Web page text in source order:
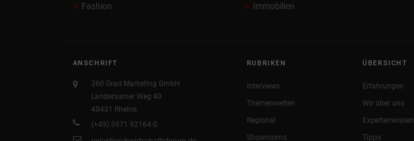
Fashion
Immobilien
ANSCHRIFT
360 Grad Marketing GmbH
Landersumer Weg 40
48431 Rheine
(+49) 5971 92164-0
RUBRIKEN
Interviews
Themenwelten
Regional
Showrooms
ÜBERSICHT
Erfahrungen
Wir über uns
Expertenwissen
Tipps